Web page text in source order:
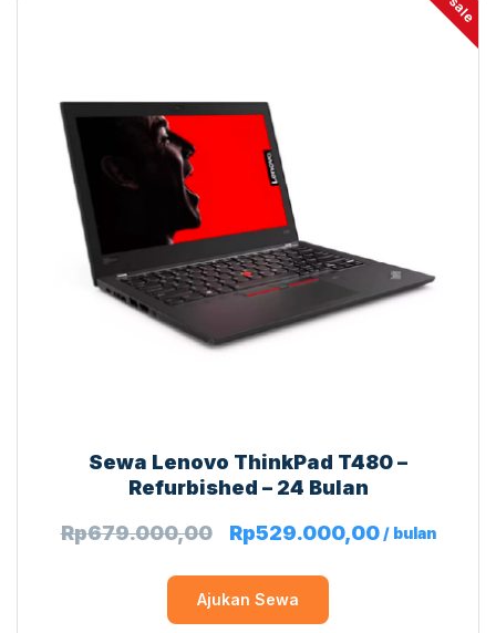
sale
Sewa Lenovo ThinkPad T480 –
Refurbished – 24 Bulan
Rp679.000,00 Rp529.000,00/ bulan
Ajukan Sewa